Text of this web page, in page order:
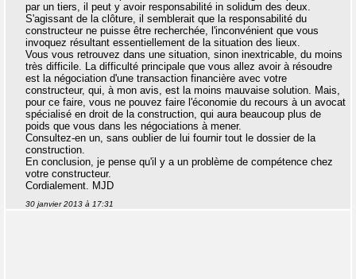
par un tiers, il peut y avoir responsabilité in solidum des deux.
S'agissant de la clôture, il semblerait que la responsabilité du
constructeur ne puisse être recherchée, l'inconvénient que vous
invoquez résultant essentiellement de la situation des lieux.
Vous vous retrouvez dans une situation, sinon inextricable, du moins
très difficile. La difficulté principale que vous allez avoir à résoudre
est la négociation d'une transaction financière avec votre
constructeur, qui, à mon avis, est la moins mauvaise solution. Mais,
pour ce faire, vous ne pouvez faire l'économie du recours à un avocat
spécialisé en droit de la construction, qui aura beaucoup plus de
poids que vous dans les négociations à mener.
Consultez-en un, sans oublier de lui fournir tout le dossier de la
construction.
En conclusion, je pense qu'il y a un problème de compétence chez
votre constructeur.
Cordialement. MJD
30 janvier 2013 à 17:31